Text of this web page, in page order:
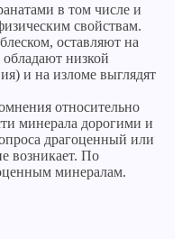
в том числе и
свойствам.
оставляют на
низкой
и на изломе выглядят
относительно
минерала дорогими и
драгоценный или
возникает. По
минералам.